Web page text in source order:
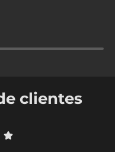
clientes